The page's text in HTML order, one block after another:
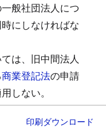
般社団法人につ
にしなければな
は、旧中間法人
商業登記法の申請
しない。
いずれかにつき
れかに掲げる事由
印刷ダウンロード